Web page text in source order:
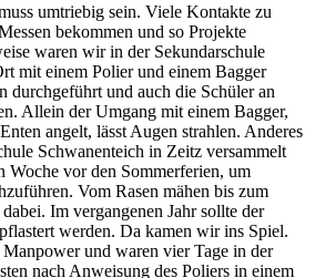
umtriebig sein. Viele Kontakte zu
bekommen und so Projekte
waren wir in der Sekundarschule
mit einem Polier und einem Bagger
durchgeführt und auch die Schüler an
Allein der Umgang mit einem Bagger,
angelt, lässt Augen strahlen. Anderes
Schwanenteich in Zeitz versammelt
Woche vor den Sommerferien, um
Vom Rasen mähen bis zum
Im vergangenen Jahr sollte der
werden. Da kamen wir ins Spiel.
und waren vier Tage in der
nach Anweisung des Poliers in einem